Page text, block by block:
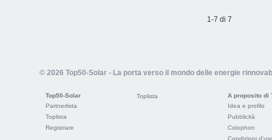
1-7 di 7
© 2026 Top50-Solar - La porta verso il mondo delle energie
Top50-Solar
Partnerlista
Toplista
Registrare
Toplista
A proposito di
Idea e profilo
Pubblicità
Colophon
Condizioni